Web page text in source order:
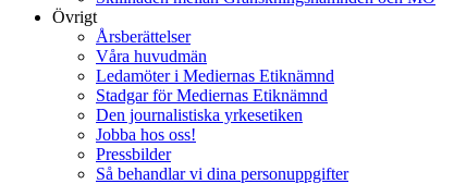
Övrigt
Årsberättelser
Våra huvudmän
Ledamöter i Mediernas Etiknämnd
Stadgar för Mediernas Etiknämnd
Den journalistiska yrkesetiken
Jobba hos oss!
Pressbilder
Så behandlar vi dina personuppgifter